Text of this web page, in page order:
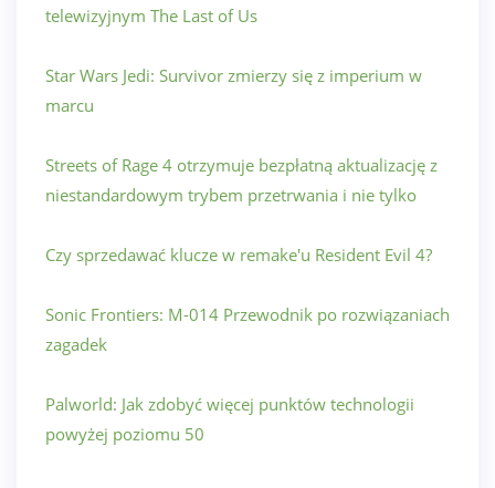
telewizyjnym The Last of Us
Star Wars Jedi: Survivor zmierzy się z imperium w
marcu
Streets of Rage 4 otrzymuje bezpłatną aktualizację z
niestandardowym trybem przetrwania i nie tylko
Czy sprzedawać klucze w remake'u Resident Evil 4?
Sonic Frontiers: M-014 Przewodnik po rozwiązaniach
zagadek
Palworld: Jak zdobyć więcej punktów technologii
powyżej poziomu 50